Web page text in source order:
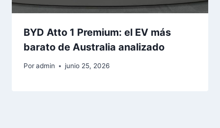
BYD Atto 1 Premium: el EV más
barato de Australia analizado
Poradmin junio 25, 2026